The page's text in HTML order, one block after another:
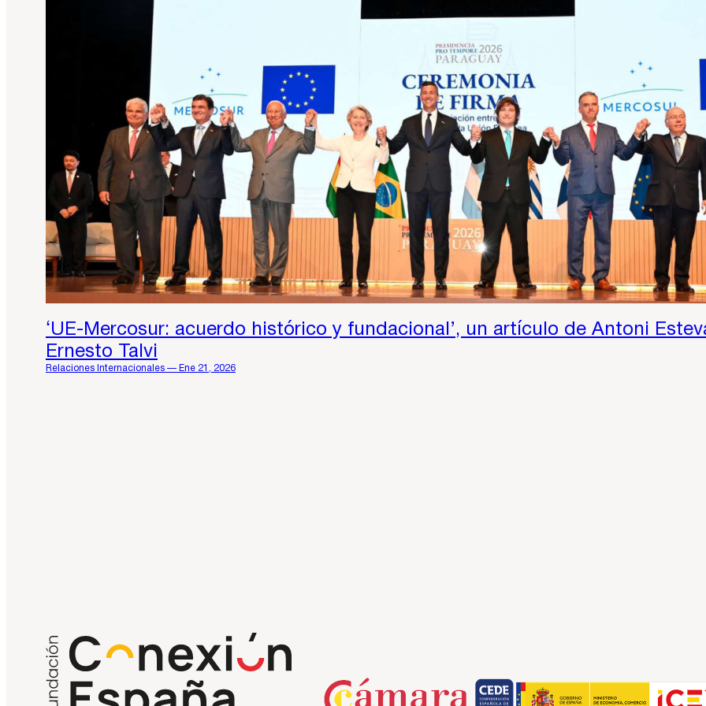
‘UE-Mercosur: acuerdo histórico y fundacional’, un artículo de Antoni
Ernesto Talvi
Relaciones Internacionales — Ene 21, 2026